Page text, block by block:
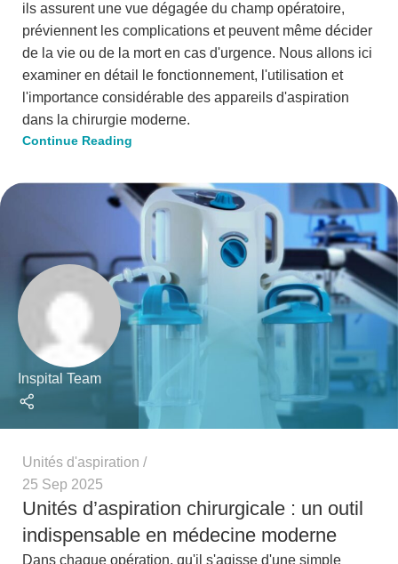
ils assurent une vue dégagée du champ opératoire,
préviennent les complications et peuvent même décider
de la vie ou de la mort en cas d'urgence. Nous allons ici
examiner en détail le fonctionnement, l'utilisation et
l'importance considérable des appareils d'aspiration
dans la chirurgie moderne.
Continue Reading
Inspital Team
Unités d'aspiration
25 Sep 2025
Unités d’aspiration chirurgicale : un outil
indispensable en médecine moderne
Dans chaque opération, qu'il s'agisse d'une simple